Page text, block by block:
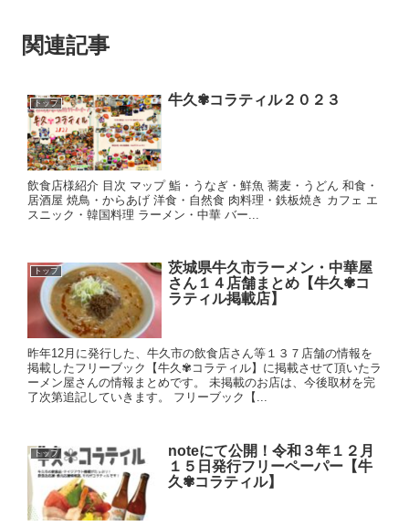
関連記事
トップ 牛久✾コラティル２０２３
飲食店様紹介 目次 マップ 鮨・うなぎ・鮮魚 蕎麦・うどん 和食・
居酒屋 焼鳥・からあげ 洋食・自然食 肉料理・鉄板焼き カフェ エ
スニック・韓国料理 ラーメン・中華 バー...
トップ
茨城県牛久市ラーメン・中華屋
さん１４店舗まとめ【牛久✾コ
ラティル掲載店】
昨年12月に発行した、牛久市の飲食店さん等１３７店舗の情報を
掲載したフリーブック【牛久✾コラティル】に掲載させて頂いたラ
ーメン屋さんの情報まとめです。 未掲載のお店は、今後取材を完
了次第追記していきます。 フリーブック【...
トップ
noteにて公開！令和３年１２月
１５日発行フリーペーパー【牛
久✾コラティル】